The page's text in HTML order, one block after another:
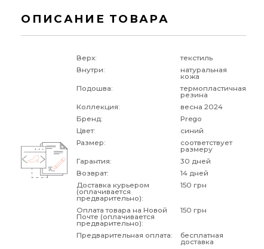
ОПИСАНИЕ ТОВАРА
Верх:
текстиль
Внутри:
натуральная
кожа
Подошва:
термопластичная
резина
Коллекция:
весна 2024
Бренд:
Prego
Цвет:
синий
Размер:
соответствует
размеру
Гарантия:
30 дней
Возврат:
14 дней
Доставка курьером
(оплачивается
предварительно):
150 грн
Оплата товара на Новой
Почте (оплачивается
предварительно):
150 грн
Предварительная оплата: бесплатная
доставка